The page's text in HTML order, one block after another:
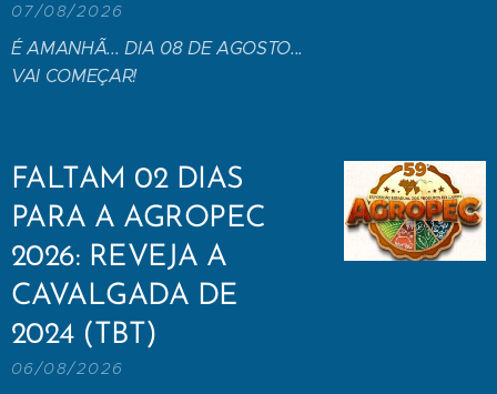
07/08/2026
É AMANHÃ... DIA 08 DE AGOSTO...
VAI COMEÇAR!
FALTAM 02 DIAS
PARA A AGROPEC
2026: REVEJA A
CAVALGADA DE
2024 (TBT)
06/08/2026